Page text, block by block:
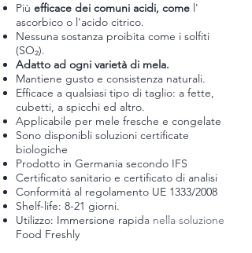
Più efficace dei comuni acidi, come l'
ascorbico o l'acido citrico.
Nessuna sostanza proibita come i solfiti
(SO₂).
Adatto ad ogni varietà di mela.
Mantiene gusto e consistenza naturali.
Efficace a qualsiasi tipo di taglio: a fette,
cubetti, a spicchi ed altro.
Applicabile per mele fresche e congelate
Sono disponibli soluzioni certificate
biologiche
Prodotto in Germania secondo IFS
Certificato sanitario e certificato di analisi
Conformità al regolamento UE 1333/2008
Shelf-life: 8-21 giorni.
Utilizzo: Immersione rapida nella soluzione
Food Freshly